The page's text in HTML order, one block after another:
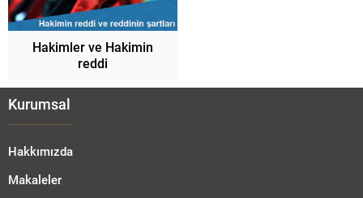
Hakimler ve Hakimin
reddi
Kurumsal
Hakkımızda
Makaleler